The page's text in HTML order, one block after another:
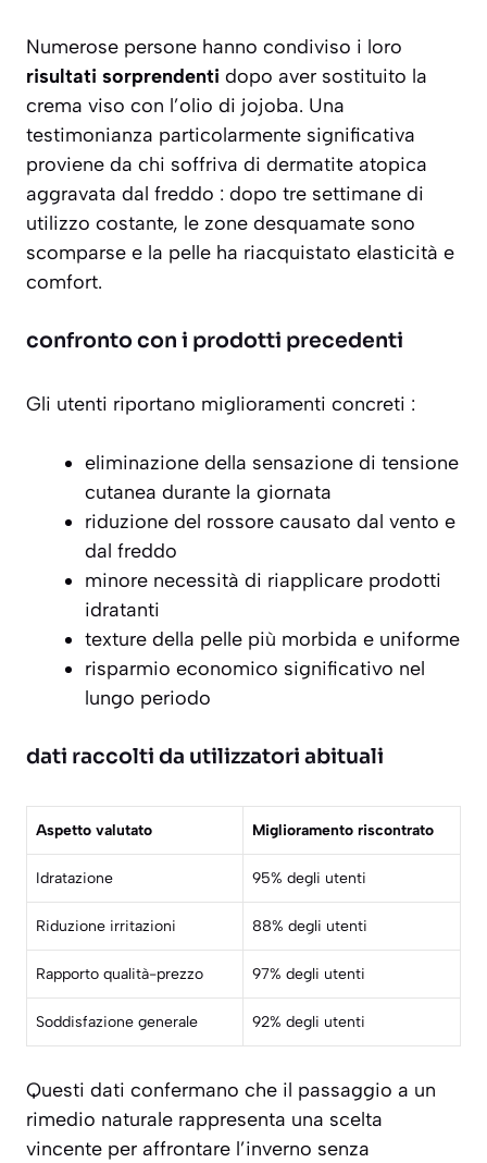
Numerose persone hanno condiviso i loro
risultati sorprendenti dopo aver sostituito la
crema viso con l’olio di jojoba. Una
testimonianza particolarmente significativa
proviene da chi soffriva di dermatite atopica
aggravata dal freddo : dopo tre settimane di
utilizzo costante, le zone desquamate sono
scomparse e la pelle ha riacquistato elasticità e
comfort.
confronto con i prodotti precedenti
Gli utenti riportano miglioramenti concreti :
eliminazione della sensazione di tensione
cutanea durante la giornata
riduzione del rossore causato dal vento e
dal freddo
minore necessità di riapplicare prodotti
idratanti
texture della pelle più morbida e uniforme
risparmio economico significativo nel
lungo periodo
dati raccolti da utilizzatori abituali
Aspetto valutato Miglioramento riscontrato
Idratazione 95% degli utenti
Riduzione irritazioni 88% degli utenti
Rapporto qualità-prezzo 97% degli utenti
Soddisfazione generale 92% degli utenti
Questi dati confermano che il passaggio a un
rimedio naturale rappresenta una scelta
vincente per affrontare l’inverno senza